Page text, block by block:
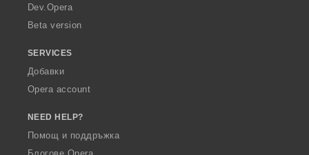
a
Dev.Opera
Beta version
SERVICES
Добавки
Opera account
NEED HELP?
Помощ и поддръжка